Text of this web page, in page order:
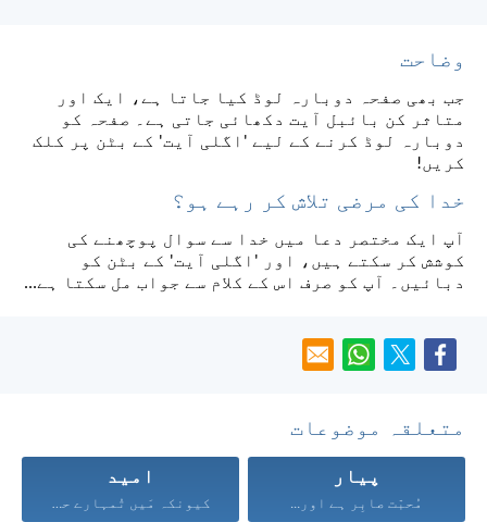
وضاحت
جب بھی صفحہ دوبارہ لوڈ کیا جاتا ہے، ایک اور
متاثر کن بائبل آیت دکھائی جاتی ہے۔ صفحہ کو
دوبارہ لوڈ کرنے کے لیے 'اگلی آیت' کے بٹن پر کلک
کریں!
خدا کی مرضی تلاش کر رہے ہو؟
آپ ایک مختصر دعا میں خدا سے سوال پوچھنے کی
کوشش کر سکتے ہیں، اور 'اگلی آیت' کے بٹن کو
دبائیں۔ آپ کو صرف اس کے کلام سے جواب مل سکتا ہے...
متعلقہ موضوعات
پیار
مُحبّت صابِر ہے اور...
امید
کیونکہ مَیں تُمہارے حق...